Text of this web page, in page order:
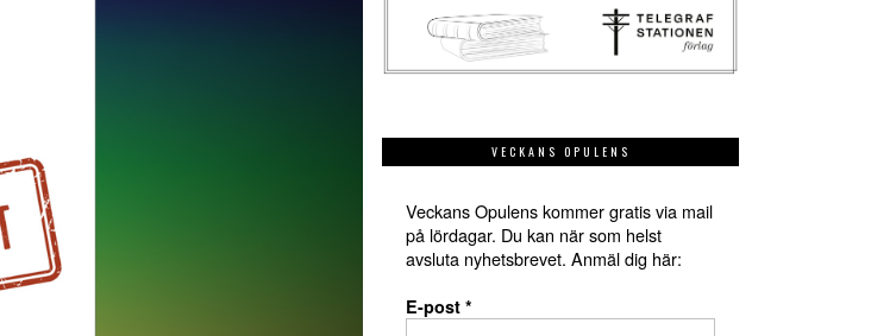
VECKANS OPULENS
Veckans Opulens kommer gratis via mail
på lördagar. Du kan när som helst
avsluta nyhetsbrevet. Anmäl dig här:
E-post *